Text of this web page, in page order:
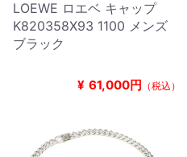
LOEWE ロエベ キャップ
K820358X93 1100 メンズ
ブラック
¥ 61,000円 （税込）